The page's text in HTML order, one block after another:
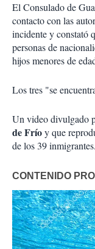
El Consulado de
contacto con las
incidente y constató
personas de
hijos menores de
Los tres "se
Un video divulgado
de Fríoy que
de los 39 inmigrantes.